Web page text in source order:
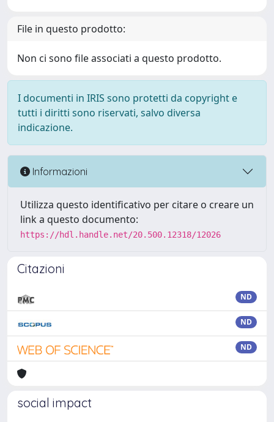
File in questo prodotto:
Non ci sono file associati a questo prodotto.
I documenti in IRIS sono protetti da copyright e
tutti i diritti sono riservati, salvo diversa
indicazione.
Informazioni
Utilizza questo identificativo per citare o creare un
link a questo documento:
https://hdl.handle.net/20.500.12318/12026
Citazioni
ND
ND
ND
social impact